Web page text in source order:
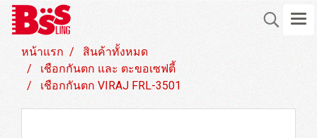
หน้าแรก
สินค้าทั้งหมด
เชือกกันตก และ ตะขอเซฟตี้
เชือกกันตก VIRAJ FRL-3501